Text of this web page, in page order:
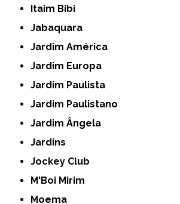
Itaim Bibi
Jabaquara
Jardim América
Jardim Europa
Jardim Paulista
Jardim Paulistano
Jardim Ângela
Jardins
Jockey Club
M'Boi Mirim
Moema